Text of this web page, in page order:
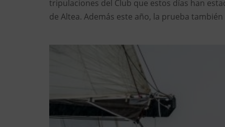
tripulaciones del Club que estos días han
de Altea. Además este año, la prueba